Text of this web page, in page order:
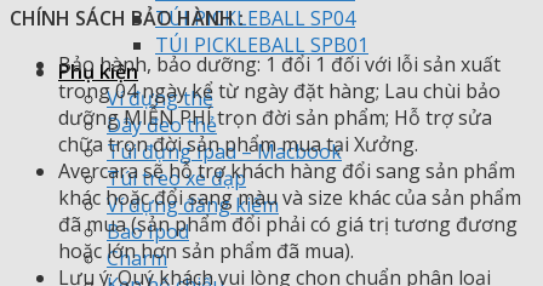
TÚI PICKLEBALL SP04
TÚI PICKLEBALL SPB01
Phụ kiện
Ví đựng thẻ
Dây đeo thẻ
Túi đựng Ipad – Macbook
Túi treo xe đạp
Ví đựng đăng kiểm
Bao Ipod
Charm
CHÍNH SÁCH BẢO HÀNH :
Bảo hành, bảo dưỡng: 1 đổi 1 đối với lỗi sản xuất
trong 04 ngày kể từ ngày đặt hàng; Lau chùi bảo
dưỡng MIỄN PHÍ trọn đời sản phẩm; Hỗ trợ sửa
chữa trọn đời sản phẩm mua tại Xưởng.
Avercara sẽ hỗ trợ khách hàng đổi sang sản phẩm
khác hoặc đổi sang màu và size khác của sản phẩm
đã mua (sản phẩm đổi phải có giá trị tương đương
hoặc lớn hơn sản phẩm đã mua).
Lưu ý:Quý khách vui lòng chọn chuẩn phân loại